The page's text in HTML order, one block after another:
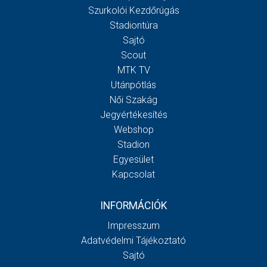
Szurkolói Kezdőrúgás
Stadiontúra
Sajtó
Scout
MTK TV
Utánpótlás
Női Szakág
Jegyértékesítés
Webshop
Stadion
Egyesület
Kapcsolat
INFORMÁCIÓK
Impresszum
Adatvédelmi Tájékoztató
Sajtó